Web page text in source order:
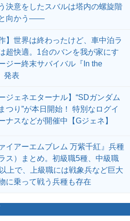
決意をしたスバルは塔内の螺旋階
向かう――
作】世界は終わったけど、車中泊ラ
超快適。1台のバンを我が家にす
ジー終末サバイバル『In the
発表
ジェネエターナル】“SDガンダム
つり”が本日開始！ 特別なログイ
ナスなどが開催中【Gジェネ】
ァイアーエムブレム 万紫千紅』兵種
ラス）まとめ。初級職5種、中級職
上で、上級職には戦象兵など巨大
に乗って戦う兵種も存在